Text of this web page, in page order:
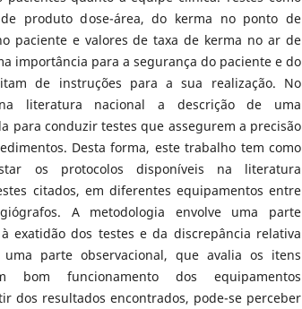
produto dose-área, do kerma no ponto de
paciente e valores de taxa de kerma no ar de
importância para a segurança do paciente e do
de instruções para a sua realização. No
literatura nacional a descrição de uma
para conduzir testes que assegurem a precisão
Desta forma, este trabalho tem como
os protocolos disponíveis na literatura
citados, em diferentes equipamentos entre
A metodologia envolve uma parte
exatidão dos testes e da discrepância relativa
parte observacional, que avalia os itens
bom funcionamento dos equipamentos
dos resultados encontrados, pode-se perceber